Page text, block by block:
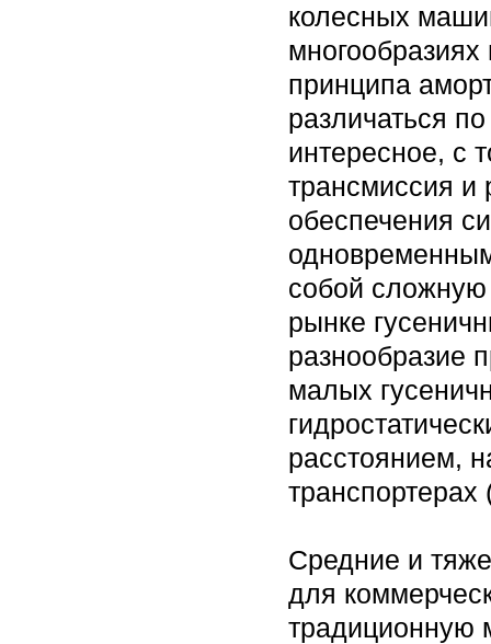
колесных
многообразиях
принципа
различаться
интересное, с
трансмиссия и
обеспечения
собой сложную
рынке
разнообразие
малых
расстоянием,
Средние и
для
традиционную